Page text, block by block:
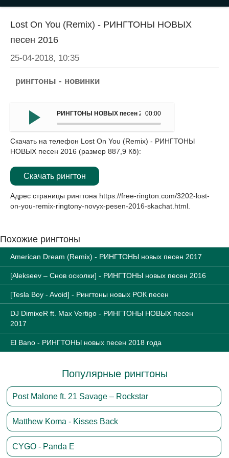
Lost On You (Remix) - РИНГТОНЫ НОВЫХ
песен 2016
25-04-2018, 10:35
рингтоны - новинки
00:00
РИНГТОНЫ НОВЫХ песен 2016 - Lost On You (Remix)
Скачать на телефон Lost On You (Remix) - РИНГТОНЫ
НОВЫХ песен 2016 (размер 887,9 Кб):
Скачать рингтон
Адрес страницы рингтона https://free-rington.com/3202-lost-
on-you-remix-ringtony-novyx-pesen-2016-skachat.html
Похожие рингтоны
American Dream (Remix) - РИНГТОНЫ новых песен 2017
[Alekseev – Снов осколки] - РИНГТОНЫ новых песен 2016
[Tesla Boy - Avoid] - Рингтоны новых РОК песен
DJ DimixeR ft. Max Vertigo - РИНГТОНЫ НОВЫХ песен
2017
El Bano - РИНГТОНЫ новых песен 2018 года
Популярные рингтоны
Post Malone ft. 21 Savage – Rockstar
Matthew Koma - Kisses Back
CYGO - Panda E